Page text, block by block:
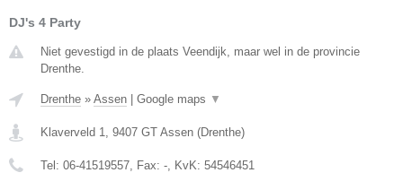
DJ's 4 Party
Niet gevestigd in de plaats Veendijk, maar wel in de provincie
Drenthe.
Drenthe » Assen Google maps ▼
Klaverveld 1, 9407 GT Assen (Drenthe)
Tel: 06-41519557, Fax: -, KvK: 54546451